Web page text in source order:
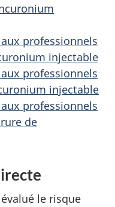
professionnels
injectable
professionnels
injectable
professionnels
de
le risque